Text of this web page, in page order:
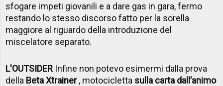
sfogare impeti giovanili e a dare gas in gara, fermo
restando lo stesso discorso fatto per la sorella
maggiore al riguardo della introduzione del
miscelatore separato.
L'OUTSIDER Infine non potevo esimermi dalla prova
della Beta Xtrainer, motocicletta sulla carta dall’animo